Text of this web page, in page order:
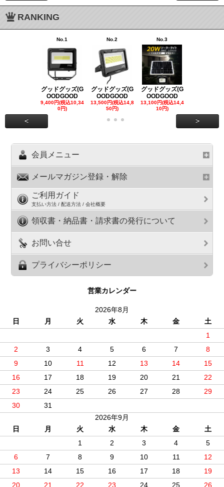
RANKING
No.1
グッドグッズ(G
OODGOOD
9,400円(税込10,34
0円)
No.2
グッドグッズ(G
OODGOOD
13,500円(税込14,8
50円)
No.3
グッドグッズ(G
OODGOOD
13,100円(税込14,4
10円)
< >
会員メニュー
メールマガジン登録・解除
ご利用ガイド
支払い方法 / 配送方法 / 会社概要
領収書・納品書・請求書の発行について
お問い合せ
プライバシーポリシー
営業カレンダー
2026年8月
日
月 火 水 木 金
土
1
2
3 4 5 6 7
8
9
10 11 12 13 14
15
16
17 18 19 20 21
22
23
24 25 26 27 28
29
30
31
2026年9月
日
月 火 水 木 金
土
1
2 3 4
5
6
7 8 9 10 11
12
13
14 15 16 17 18
19
20
21 22 23 24 25 26